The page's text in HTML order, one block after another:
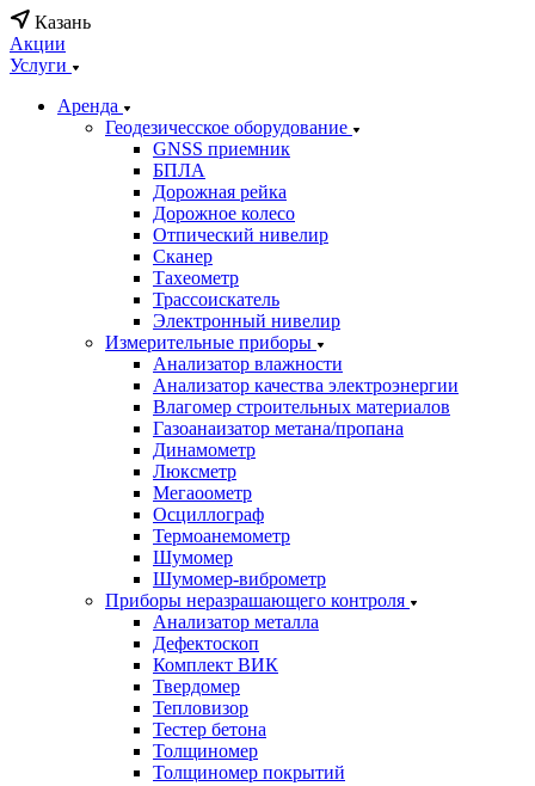
Казань
Акции
Услуги
Аренда
Геодезичесское оборудование
GNSS приемник
БПЛА
Дорожная рейка
Дорожное колесо
Отпический нивелир
Сканер
Тахеометр
Трассоискатель
Электронный нивелир
Измерительные приборы
Анализатор влажности
Анализатор качества электроэнергии
Влагомер строительных материалов
Газоанаизатор метана/пропана
Динамометр
Люксметр
Мегаоометр
Осциллограф
Термоанемометр
Шумомер
Шумомер-виброметр
Приборы неразрашающего контроля
Анализатор металла
Дефектоскоп
Комплект ВИК
Твердомер
Тепловизор
Тестер бетона
Толщиномер
Толщиномер покрытий